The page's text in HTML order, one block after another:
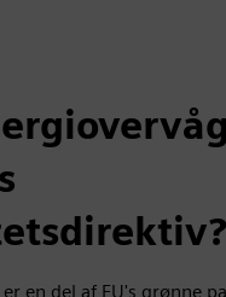
en del af EU's grønne